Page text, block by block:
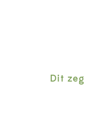
Dit